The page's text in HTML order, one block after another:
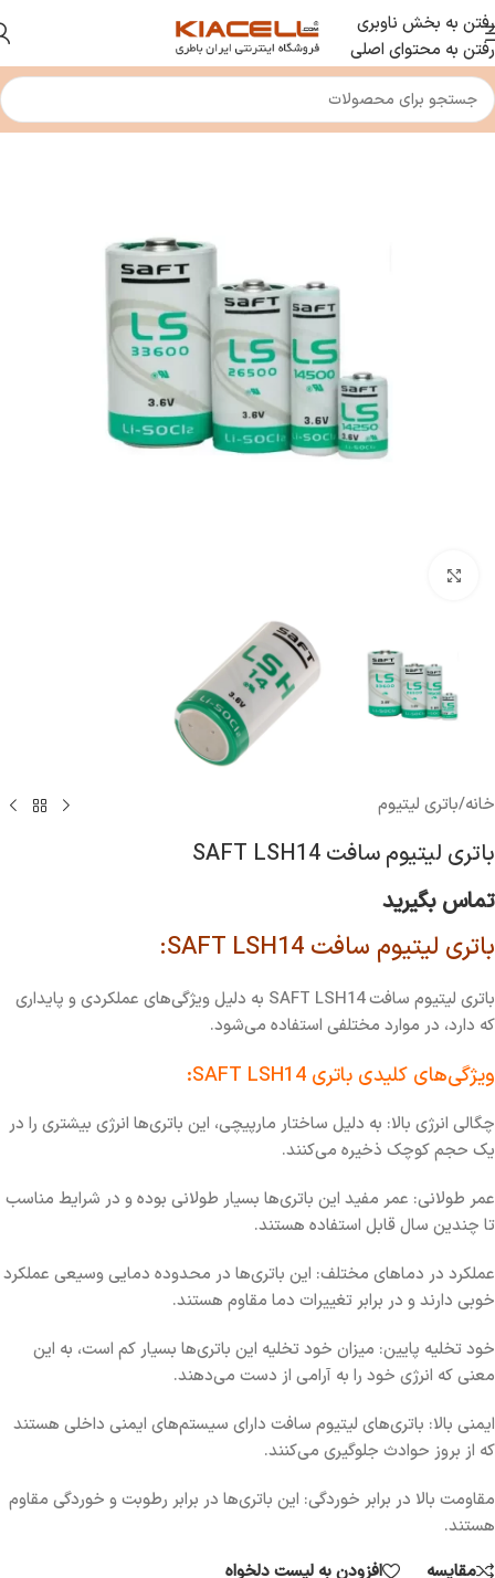
رفتن به بخش ناوبری
رفتن به محتوای اصلی
خانه/باتری لیتیوم
باتری لیتیوم سافت SAFT LSH14
تماس بگیرید
باتری لیتیوم سافت SAFT LSH14:
باتری لیتیوم سافت SAFT LSH14 به دلیل ویژگی‌های عملکردی و پایداری
که دارد، در موارد مختلفی استفاده می‌شود.
ویژگی‌های کلیدی باتری SAFT LSH14:
چگالی انرژی بالا: به دلیل ساختار مارپیچی، این باتری‌ها انرژی بیشتری را در
یک حجم کوچک ذخیره می‌کنند.
عمر طولانی: عمر مفید این باتری‌ها بسیار طولانی بوده و در شرایط مناسب
تا چندین سال قابل استفاده هستند.
عملکرد در دماهای مختلف: این باتری‌ها در محدوده دمایی وسیعی عملکرد
خوبی دارند و در برابر تغییرات دما مقاوم هستند.
خود تخلیه پایین: میزان خود تخلیه این باتری‌ها بسیار کم است، به این
معنی که انرژی خود را به آرامی از دست می‌دهند.
ایمنی بالا: باتری‌های لیتیوم سافت دارای سیستم‌های ایمنی داخلی هستند
که از بروز حوادث جلوگیری می‌کنند.
مقاومت بالا در برابر خوردگی: این باتری‌ها در برابر رطوبت و خوردگی مقاوم
هستند.
مقایسه
افزودن به لیست دلخواه